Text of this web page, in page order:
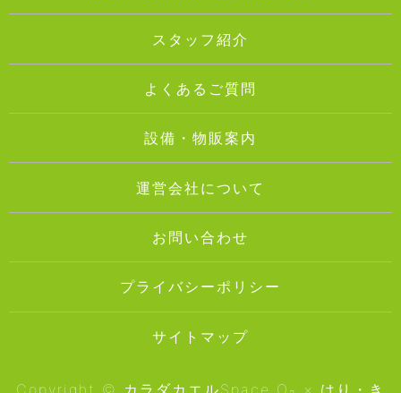
スタッフ紹介
よくあるご質問
設備・物販案内
運営会社について
お問い合わせ
プライバシーポリシー
サイトマップ
Copyright © カラダカエルSpace O₂ × はり・き